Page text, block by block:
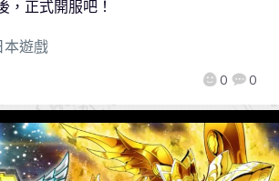
0 0
，正式開服吧！
本遊戲